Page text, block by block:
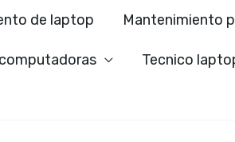
de laptop Mantenimiento
Tecnico